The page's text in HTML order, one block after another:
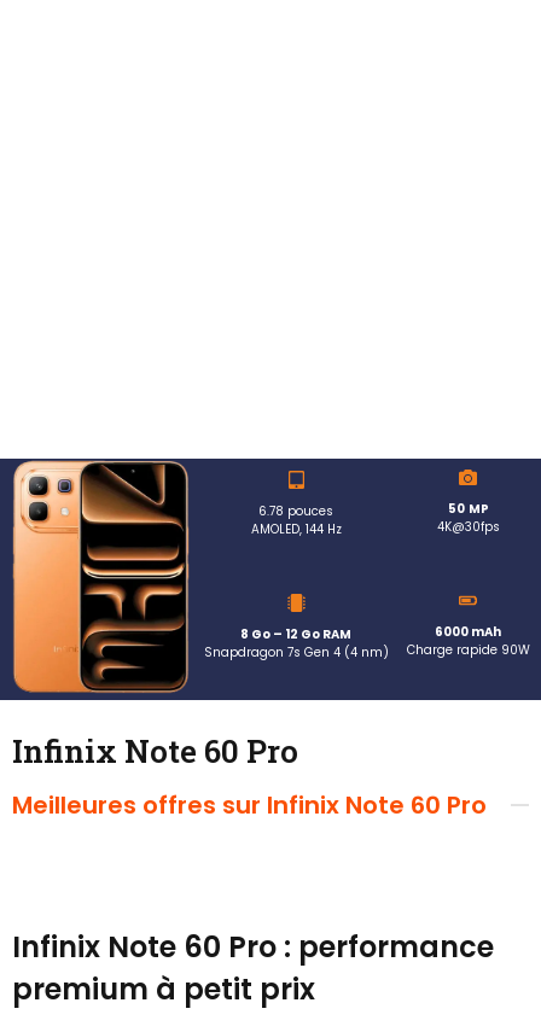
6.78 pouces
AMOLED, 144 Hz
50 MP
4K@30fps
8 Go – 12 Go RAM
Snapdragon 7s Gen 4 (4 nm)
6000 mAh
Charge rapide 90W
Infinix Note 60 Pro
Meilleures offres sur Infinix Note 60 Pro
Infinix Note 60 Pro : performance
premium à petit prix